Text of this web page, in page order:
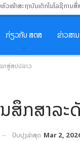
ວໜ້າສະຖາບັນເຕັກໂນໂລຊີການ
ກ່ຽວກັບ ສຕສ ຂ່າວສານ
ກສູ່ສປປລາວ
ສຶກສາລ
ປັບປຸງລ່າສຸດ Mar 2,